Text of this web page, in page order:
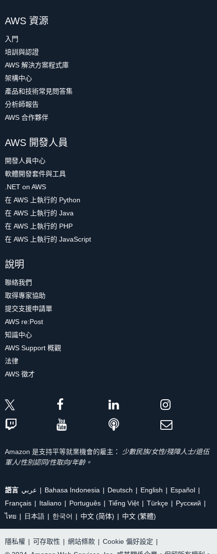
AWS 資源
入門
培訓與認證
AWS 解決方案程式庫
架構中心
產品和技術常見問答集
分析師報告
AWS 合作夥伴
AWS 開發人員
開發人員中心
軟體開發套件與工具
.NET on AWS
在 AWS 上執行的 Python
在 AWS 上執行的 Java
在 AWS 上執行的 PHP
在 AWS 上執行的 JavaScript
說明
聯絡我們
取得專家協助
提交支援申請單
AWS re:Post
知識中心
AWS Support 概觀
法律
AWS 徵才
Amazon 是支持平等就業機會的雇主：
少數民族/女性/殘障人士/退伍
軍人/性別認同/性取向/年齡。
語言 عربي Bahasa Indonesia Deutsch English
Español
Français
Italiano Português Tiếng Việt Türkçe
Ρусский
ไทย
日本語 한국어 中文 (简体) 中文 (繁體)
隱私權 | 可存取性 | 網站條款 | Cookie 偏好設定 |